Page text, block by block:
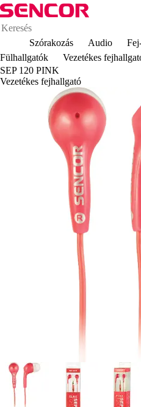
Szórakozás Audio
Fülhallgatók
Vezetékes
SEP 120 PINK
Vezetékes fejhallgató